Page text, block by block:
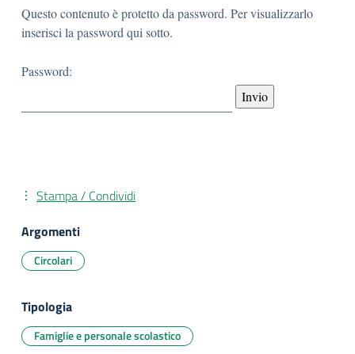
Questo contenuto è protetto da password. Per visualizzarlo
inserisci la password qui sotto.
Password:
Stampa / Condividi
Argomenti
Circolari
Tipologia
Famiglie e personale scolastico